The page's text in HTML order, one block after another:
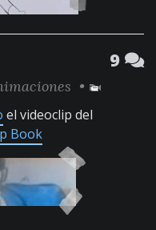
9
•
el videoclip del
Book